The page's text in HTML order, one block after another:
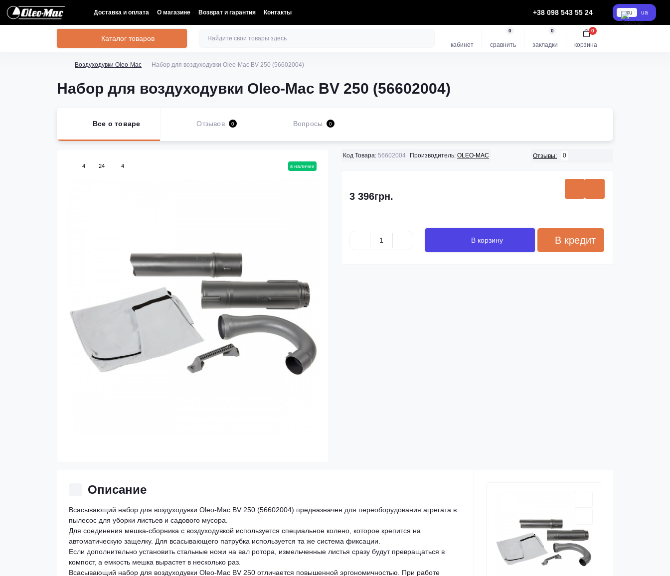
Доставка и оплата О магазине Возврат и гарантия Контакты +38 098 543 55 24 ru ua
Каталог товаров
кабинет сравнить
0
закладки
0
корзина
0
Воздуходувки Oleo-Mac Набор для воздуходувки Oleo-Mac BV 250 (56602004)
Набор для воздуходувки Oleo-Mac BV 250 (56602004)
Все о товаре Отзывов 0 Вопросы 0
4 24 4 в наличии
Код Товара: 56602004 Производитель: OLEO-MAC Отзывы: 0
3 396грн.
В корзину В кредит
Описание
Всасывающий набор для воздуходувки Oleo-Mac BV 250 (56602004) предназначен для переоборудования агрегата в
пылесос для уборки листьев и садового мусора.
Для соединения мешка-сборника с воздуходувкой используется специальное колено, которое крепится на
автоматическую защелку. Для всасывающего патрубка используется та же система фиксации.
Если дополнительно установить стальные ножи на вал ротора, измельченные листья сразу будут превращаться в
компост, а емкость мешка вырастет в несколько раз.
Всасывающий набор для воздуходувки Oleo-Mac BV 250 отличается повышенной эргономичностью. При работе